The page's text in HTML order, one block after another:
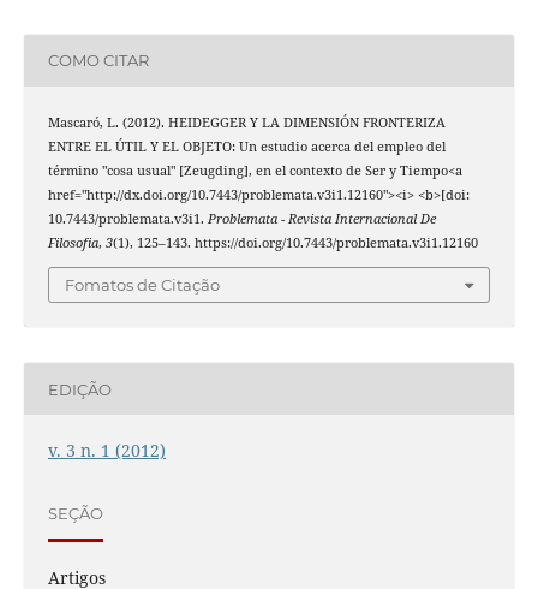
COMO CITAR
Mascaró, L. (2012). HEIDEGGER Y LA DIMENSIÓN FRONTERIZA
ENTRE EL ÚTIL Y EL OBJETO: Un estudio acerca del empleo del
término "cosa usual" [Zeugding], en el contexto de Ser y Tiempo<a
href="http://dx.doi.org/10.7443/problemata.v3i1.12160"><i> <b>[doi:
10.7443/problemata.v3i1. Problemata - Revista Internacional De
Filosofia, 3(1), 125–143. https://doi.org/10.7443/problemata.v3i1.12160
Fomatos de Citação
EDIÇÃO
v. 3 n. 1 (2012)
SEÇÃO
Artigos